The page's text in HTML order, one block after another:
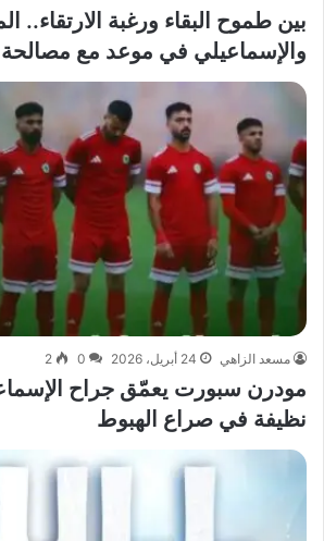
بين طموح البقاء ورغبة الارتقاء..
والإسماعيلي في موعد مع مصالحة
مسعد الزاهي 24 أبريل، 2026 0
2
مودرن سبورت يعمّق جراح
نظيفة في صراع الهبوط